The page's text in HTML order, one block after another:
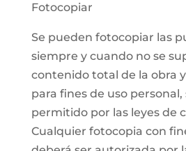
Fotocopiar
Se pueden fotocopiar las
siempre y cuando no se
contenido total de la obra
para fines de uso personal,
permitido por las leyes de
Cualquier fotocopia con